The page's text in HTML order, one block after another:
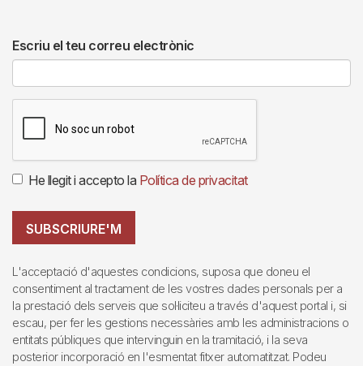
Escriu el teu correu electrònic
He llegit i accepto la Política de privacitat
SUBSCRIURE'M
L'acceptació d'aquestes condicions, suposa que doneu el
consentiment al tractament de les vostres dades personals per a
la prestació dels serveis que sol·liciteu a través d'aquest portal i, si
escau, per fer les gestions necessàries amb les administracions o
entitats públiques que intervinguin en la tramitació, i la seva
posterior incorporació en l'esmentat fitxer automatitzat. Podeu